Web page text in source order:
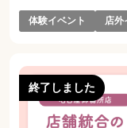
体験イベント 店外
終了しました